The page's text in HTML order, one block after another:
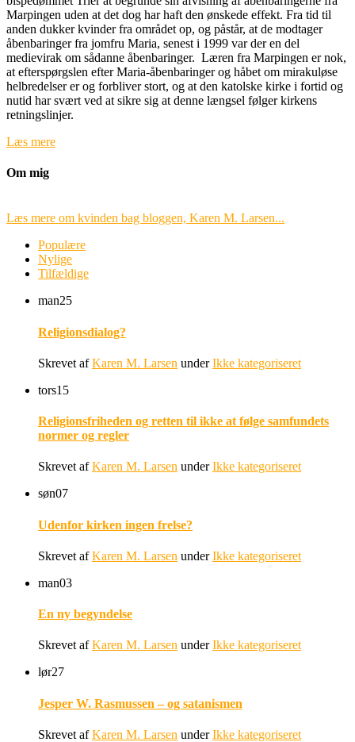
Marpingen uden at det dog har haft den ønskede effekt. Fra tid til
anden dukker kvinder fra området op, og påstår, at de modtager
åbenbaringer fra jomfru Maria, senest i 1999 var der en del
medievirak om sådanne åbenbaringer. Læren fra Marpingen er nok,
at efterspørgslen efter Maria-åbenbaringer og håbet om mirakuløse
helbredelser er og forbliver stort, og at den katolske kirke i fortid og
nutid har svært ved at sikre sig at denne længsel følger kirkens
retningslinjer.
Læs mere
Om mig
Læs mere om kvinden bag bloggen, Karen M. Larsen...
Populære
Nylige
Tilfældige
man25
Religionsdialog?
Skrevet afKaren M. Larsen underIkke kategoriseret
tors15
Religionsfriheden og retten til ikke at følge samfundets
normer og regler
Skrevet afKaren M. Larsen underIkke kategoriseret
søn07
Udenfor kirken ingen frelse?
Skrevet afKaren M. Larsen underIkke kategoriseret
man03
En ny begyndelse
Skrevet afKaren M. Larsen underIkke kategoriseret
lør27
Jesper W. Rasmussen – og satanismen
Skrevet afKaren M. Larsen underIkke kategoriseret